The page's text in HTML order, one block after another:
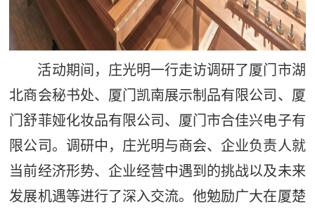
活动期间，庄光明一行走访调研了厦门市湖
北商会秘书处、厦门凯南展示制品有限公司、厦
门舒菲娅化妆品有限公司、厦门市合佳兴电子有
限公司。调研中，庄光明与商会、企业负责人就
当前经济形势、企业经营中遇到的挑战以及未来
发展机遇等进行了深入交流。他勉励广大在厦楚